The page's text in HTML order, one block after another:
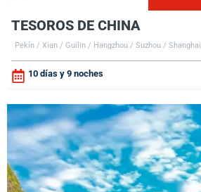
TESOROS DE CHINA
Pekín / Xian / Guilin / Hangzhou / Suzhou / Shanghai
10 días y 9 noches